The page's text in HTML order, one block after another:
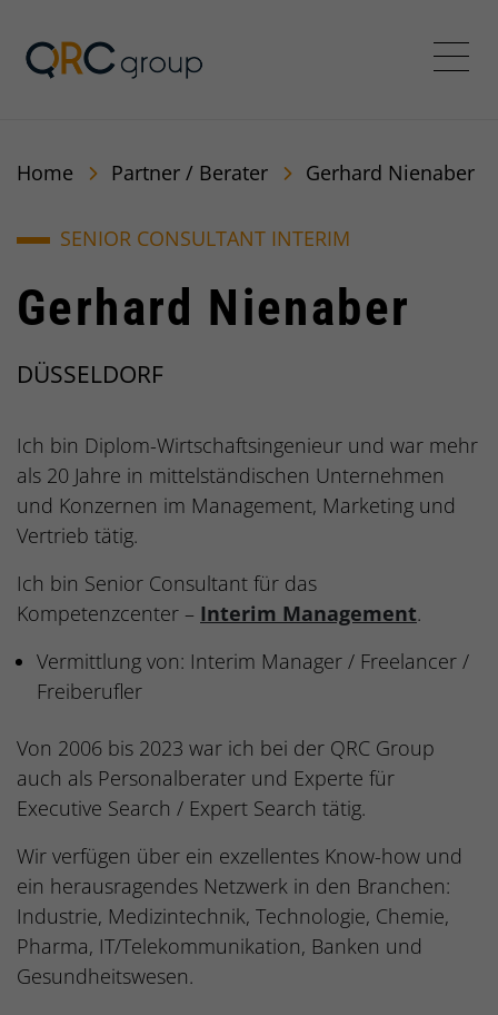
Home Partner / Berater Gerhard Nienaber
Gerhard Nienaber
DÜSSELDORF
SENIOR CONSULTANT INTERIM
Ich bin Diplom-Wirtschaftsingenieur und war mehr
als 20 Jahre in mittelständischen Unternehmen
und Konzernen im Management, Marketing und
Vertrieb tätig.
Ich bin Senior Consultant für das
Kompetenzcenter – Interim Management.
Vermittlung von: Interim Manager / Freelancer /
Freiberufler
Von 2006 bis 2023 war ich bei der QRC Group
auch als Personalberater und Experte für
Executive Search / Expert Search tätig.
Wir verfügen über ein exzellentes Know-how und
ein herausragendes Netzwerk in den Branchen:
Industrie, Medizintechnik, Technologie, Chemie,
Pharma, IT/Telekommunikation, Banken und
Gesundheitswesen.